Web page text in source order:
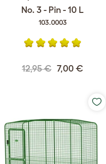
No. 3 - Pin - 10 L
103.0003
12,95 € 7,00 €